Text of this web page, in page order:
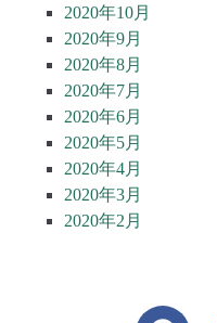
2020年10月
2020年9月
2020年8月
2020年7月
2020年6月
2020年5月
2020年4月
2020年3月
2020年2月